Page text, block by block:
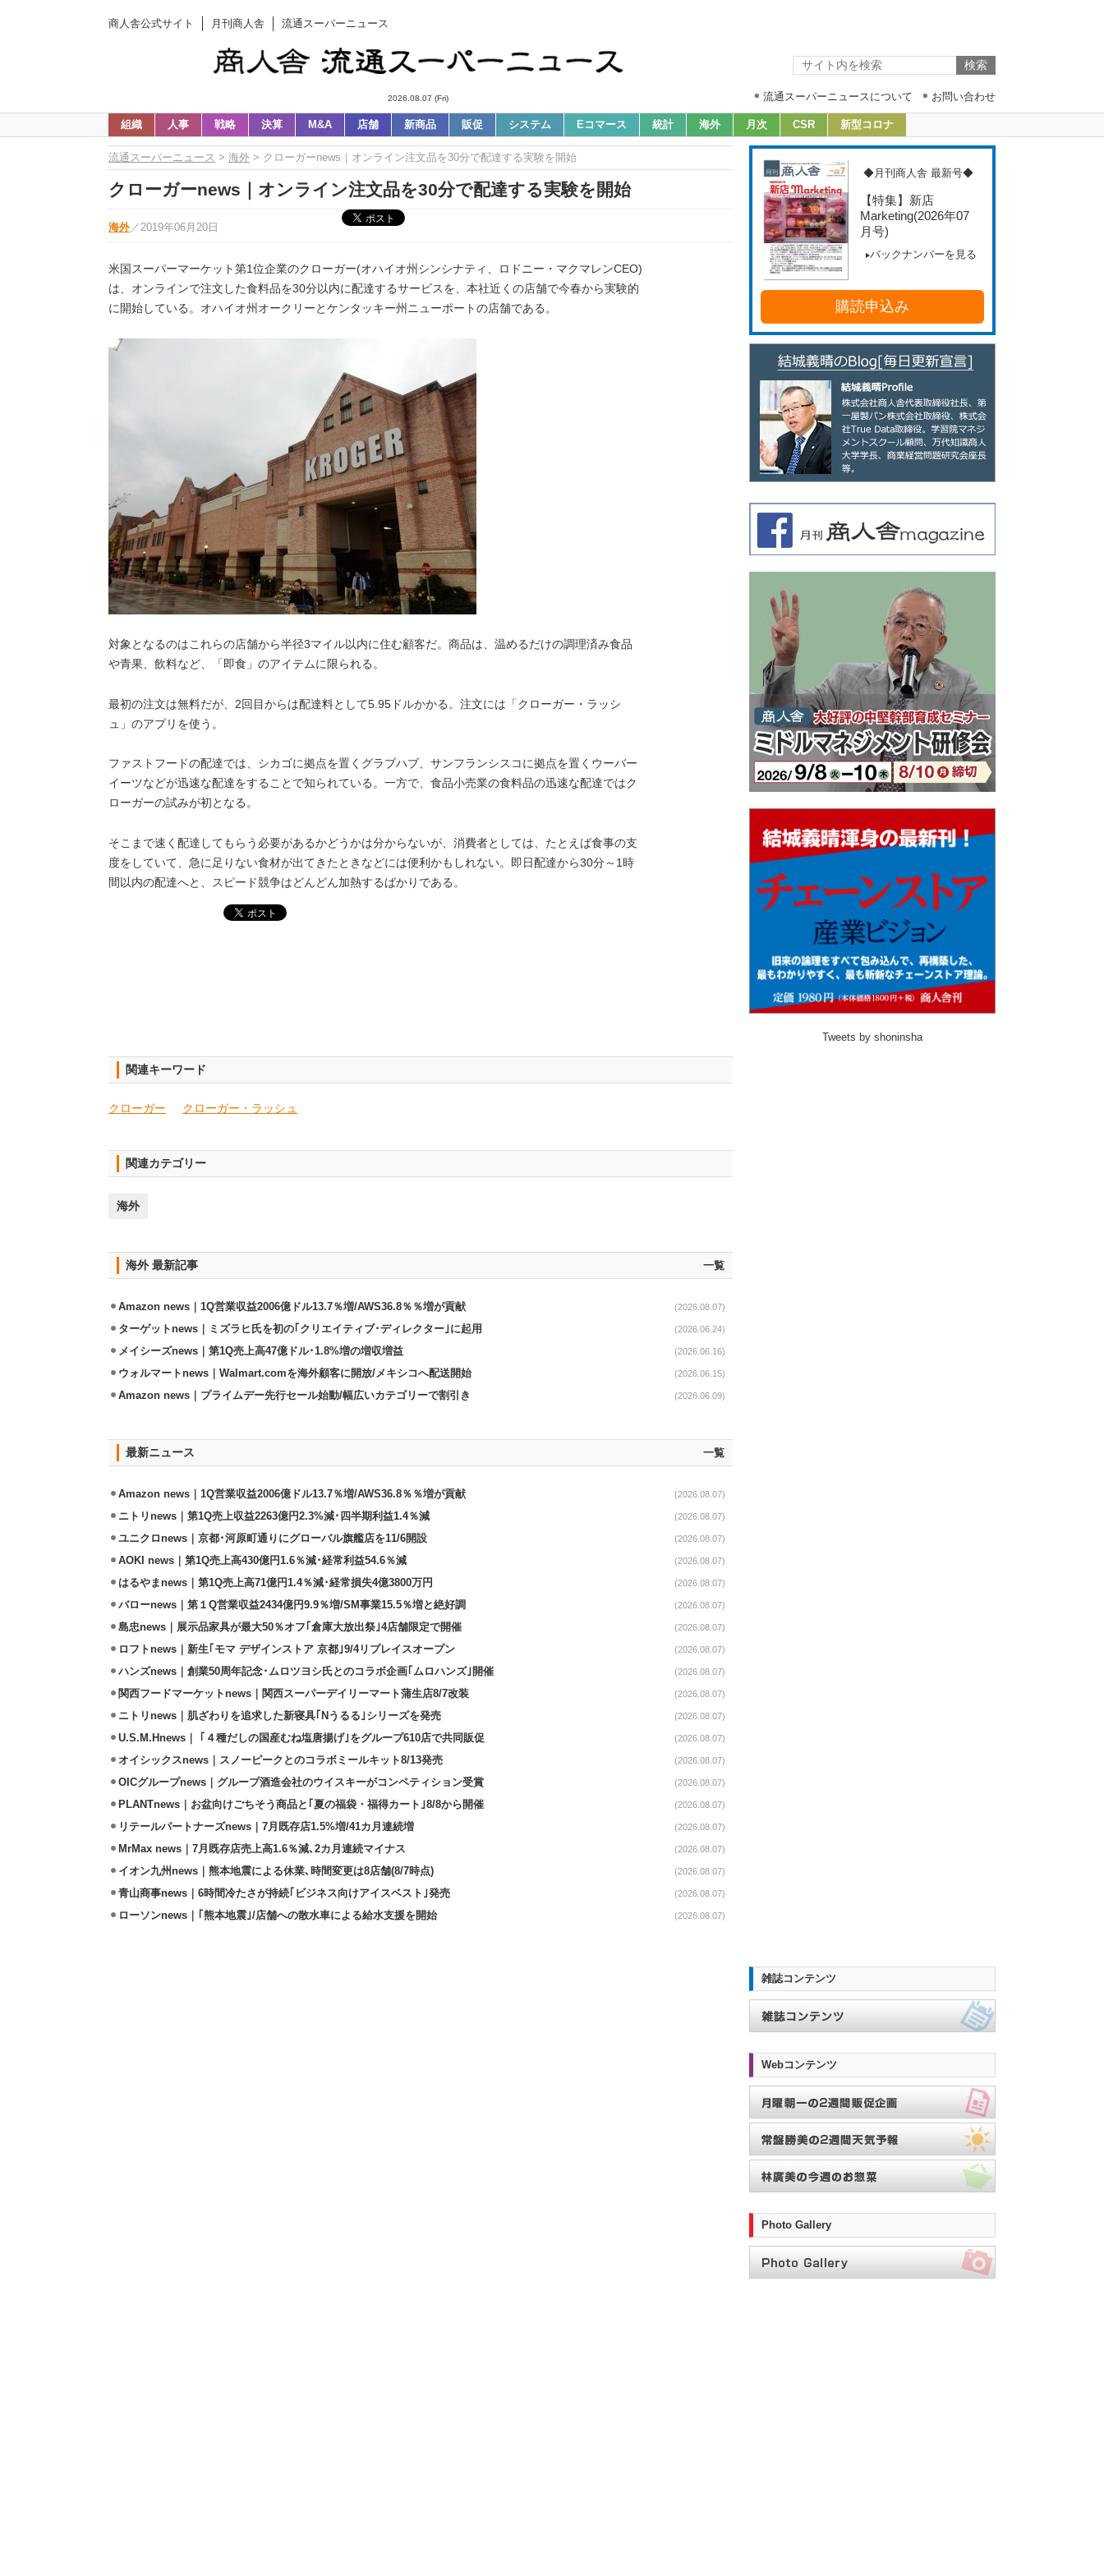
商人舎公式サイト 月刊商人舎 流通スーパーニュース
2026.08.07 (Fri) 流通スーパーニュースについて お問い合わせ
組織 人事 戦略 決算 M&A 店舗 新商品 販促 システム Eコマース 統計 海外 月次 CSR 新型コロナ
流通スーパーニュース > 海外 > クローガーnews｜オンライン注文品を30分で配達する実験を開始
クローガーnews｜オンライン注文品を30分で配達する実験を開始
海外 ／ 2019年06月20日
米国スーパーマーケット第1位企業のクローガー(オハイオ州シンシナティ、ロドニー・マクマレンCEO)
は、オンラインで注文した食料品を30分以内に配達するサービスを、本社近くの店舗で今春から実験的
に開始している。オハイオ州オークリーとケンタッキー州ニューポートの店舗である。
対象となるのはこれらの店舗から半径3マイル以内に住む顧客だ。商品は、温めるだけの調理済み食品
や青果、飲料など、「即食」のアイテムに限られる。
最初の注文は無料だが、2回目からは配達料として5.95ドルかかる。注文には「クローガー・ラッシ
ュ」のアプリを使う。
ファストフードの配達では、シカゴに拠点を置くグラブハブ、サンフランシスコに拠点を置くウーバー
イーツなどが迅速な配達をすることで知られている。一方で、食品小売業の食料品の迅速な配達ではク
ローガーの試みが初となる。
そこまで速く配達してもらう必要があるかどうかは分からないが、消費者としては、たとえば食事の支
度をしていて、急に足りない食材が出てきたときなどには便利かもしれない。即日配達から30分～1時
間以内の配達へと、スピード競争はどんどん加熱するばかりである。
関連キーワード
クローガー クローガー・ラッシュ
関連カテゴリー
海外
海外 最新記事 一覧
Amazon news｜1Q営業収益2006億ドル13.7％増/AWS36.8％％増が貢献 (2026.08.07)
ターゲットnews｜ミズラヒ氏を初の｢クリエイティブ･ディレクター｣に起用 (2026.06.24)
メイシーズnews｜第1Q売上高47億ドル･1.8%増の増収増益 (2026.06.16)
ウォルマートnews｜Walmart.comを海外顧客に開放/メキシコへ配送開始 (2026.06.15)
Amazon news｜プライムデー先行セール始動/幅広いカテゴリーで割引き (2026.06.09)
最新ニュース 一覧
Amazon news｜1Q営業収益2006億ドル13.7％増/AWS36.8％％増が貢献 (2026.08.07)
ニトリnews｜第1Q売上収益2263億円2.3%減･四半期利益1.4％減 (2026.08.07)
ユニクロnews｜京都･河原町通りにグローバル旗艦店を11/6開設 (2026.08.07)
AOKI news｜第1Q売上高430億円1.6％減･経常利益54.6％減 (2026.08.07)
はるやまnews｜第1Q売上高71億円1.4％減･経常損失4億3800万円 (2026.08.07)
バローnews｜第１Q営業収益2434億円9.9％増/SM事業15.5％増と絶好調 (2026.08.07)
島忠news｜展示品家具が最大50％オフ｢倉庫大放出祭｣4店舗限定で開催 (2026.08.07)
ロフトnews｜新生｢モマ デザインストア 京都｣9/4リプレイスオープン (2026.08.07)
ハンズnews｜創業50周年記念･ムロツヨシ氏とのコラボ企画｢ムロハンズ｣開催 (2026.08.07)
関西フードマーケットnews｜関西スーパーデイリーマート蒲生店8/7改装 (2026.08.07)
ニトリnews｜肌ざわりを追求した新寝具｢Nうるる｣シリーズを発売 (2026.08.07)
U.S.M.Hnews｜ ｢４種だしの国産むね塩唐揚げ｣をグループ610店で共同販促 (2026.08.07)
オイシックスnews｜スノーピークとのコラボミールキット8/13発売 (2026.08.07)
OICグループnews｜グループ酒造会社のウイスキーがコンペティション受賞 (2026.08.07)
PLANTnews｜お盆向けごちそう商品と｢夏の福袋・福得カート｣8/8から開催 (2026.08.07)
リテールパートナーズnews｜7月既存店1.5%増/41カ月連続増 (2026.08.07)
MrMax news｜7月既存店売上高1.6％減､2カ月連続マイナス (2026.08.07)
イオン九州news｜熊本地震による休業､時間変更は8店舗(8/7時点) (2026.08.07)
青山商事news｜6時間冷たさが持続｢ビジネス向けアイスベスト｣発売 (2026.08.07)
ローソンnews｜｢熊本地震｣/店舗への散水車による給水支援を開始 (2026.08.07)
◆月刊商人舎 最新号◆
【特集】新店
Marketing(2026年07
月号)
バックナンバーを見る
購読申込み
Tweets by shoninsha
雑誌コンテンツ
Webコンテンツ
Photo Gallery